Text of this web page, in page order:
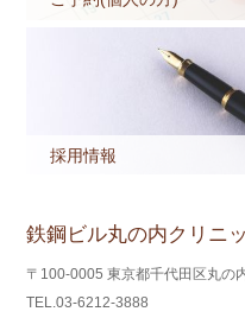
採用情報
鉄鋼ビル丸の内クリニ
〒100-0005 東京都千代田区丸の
TEL.03-6212-3888